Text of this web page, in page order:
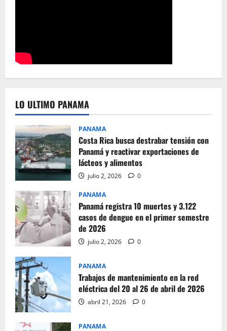
LO ULTIMO PANAMA
PANAMA
Costa Rica busca destrabar tensión con
Panamá y reactivar exportaciones de
lácteos y alimentos
julio 2, 2026 0
PANAMA
Panamá registra 10 muertes y 3.122
casos de dengue en el primer semestre
de 2026
julio 2, 2026 0
PANAMA
Trabajos de mantenimiento en la red
eléctrica del 20 al 26 de abril de 2026
abril 21, 2026 0
PANAMA